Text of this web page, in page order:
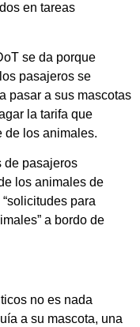
en tareas
se da porque
pasajeros se
pasar a sus mascotas
la tarifa que
de los animales.
de pasajeros
los animales de
para
a bordo de
no es nada
a su mascota, una